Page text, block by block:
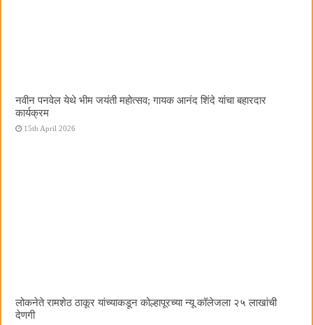
नवीन पनवेल येथे भीम जयंती महोत्सव; गायक आनंद शिंदे यांचा बहारदार
कार्यक्रम
15th April 2026
लोकनेते रामशेठ ठाकूर यांच्याकडून कोल्हापूरच्या न्यू कॉलेजला २५ लाखांची
देणगी